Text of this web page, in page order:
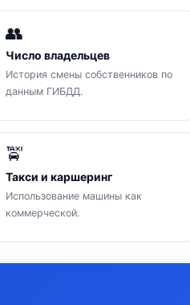
👥
Число владельцев
История смены собственников по
данным ГИБДД.
🚖
Такси и каршеринг
Использование машины как
коммерческой.